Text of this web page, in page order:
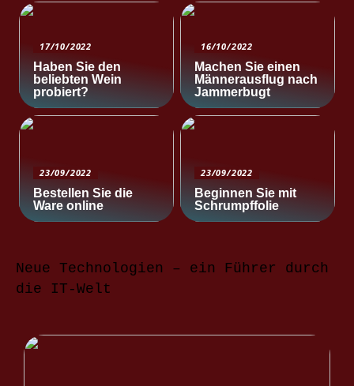
17/10/2022
Haben Sie den
beliebten Wein
probiert?
16/10/2022
Machen Sie einen
Männerausflug nach
Jammerbugt
23/09/2022
Bestellen Sie die
Ware online
23/09/2022
Beginnen Sie mit
Schrumpffolie
Neue Technologien – ein Führer durch
die IT-Welt